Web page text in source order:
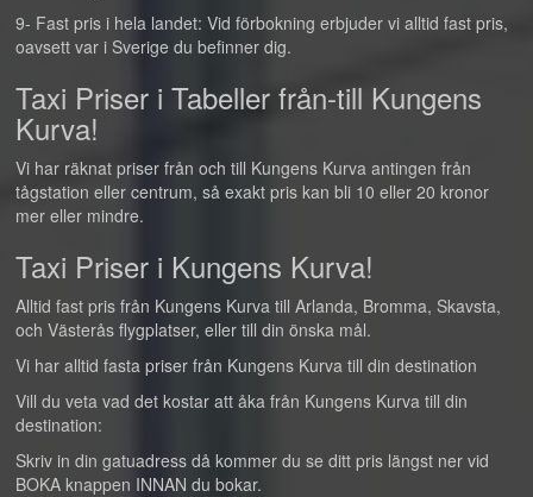
9- Fast pris i hela landet: Vid förbokning erbjuder vi alltid fast pris,
oavsett var i Sverige du befinner dig.
Taxi Priser i Tabeller från-till Kungens
Kurva!
Vi har räknat priser från och till Kungens Kurva antingen från
tågstation eller centrum, så exakt pris kan bli 10 eller 20 kronor
mer eller mindre.
Taxi Priser i Kungens Kurva!
Alltid fast pris från Kungens Kurva till Arlanda, Bromma, Skavsta,
och Västerås flygplatser, eller till din önska mål.
Vi har alltid fasta priser från Kungens Kurva till din destination
Vill du veta vad det kostar att åka från Kungens Kurva till din
destination:
Skriv in din gatuadress då kommer du se ditt pris längst ner vid
BOKA knappen INNAN du bokar.